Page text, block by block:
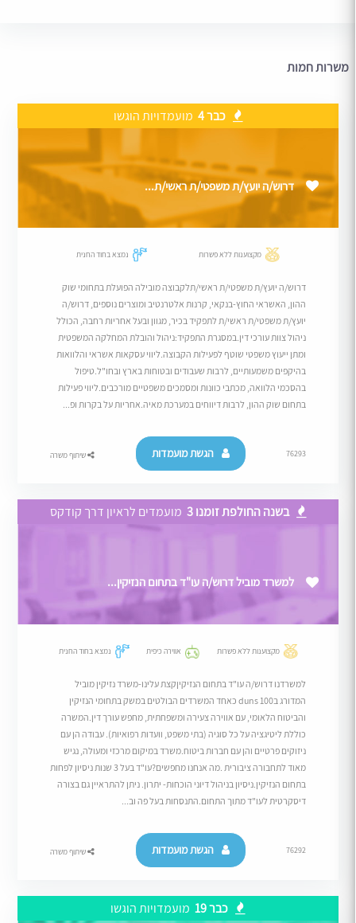
משרות חמות
כבר 4 מועמדויות הוגשו
דרוש/ה יועץ/ת משפטי/ת ראשי/ת...
מקצוענות ללא פשרות נמצא בחוד החנית
דרוש/ה יועץ/ת משפטי/ת ראשי/תלקבוצה מובילה הפועלת בתחומי שוק
ההון, האשראי החוץ-בנקאי, קרנות אלטרנטיב ומוצרים נוספים, דרוש/ה
יועץ/ת משפטי/ת ראשי/ת לתפקיד בכיר, מגוון ובעל אחריות רחבה, הכולל
ניהול צוות עורכי דין.במסגרת התפקיד:ניהול והובלת המחלקה המשפטית
ומתן ייעוץ משפטי שוטף לפעילות הקבוצה.ליווי עסקאות אשראי והלוואות
בהיקפים משמעותיים, לרבות שעבודים ובטוחות בארץ ובחו"ל.טיפול
בהסכמי הלוואה, מכתבי כוונות ומסמכים משפטיים מורכבים.ליווי פעילות
בתחום שוק ההון, לרבות דיווחים במערכת מאיה.אחריות על בקרות ופ...
76293 הגשת מועמדות שיתוף משרה
בשנה החולפת זומנו 3 מועמדים לראיון דרך קודקס
למשרד מוביל דרוש/ה עו"ד בתחום הנזיקין...
מקצוענות ללא פשרות אווירה כיפית נמצא בחוד החנית
למשרדנו דרוש/ה עו"ד בתחום הנזיקיןקצת עלינו-משרד נזיקין מוביל
המדורג בduns 100 כאחד המשרדים הבולטים במשק בתחומי הנזיקין
והביטוח הלאומי, עם אווירה צעירה ומשפחתית, מחפש עורך דין.המשרה
כוללת ליטיגציה על כל סוגיה (בתי משפט, וועדות רפואיות). עבודה הן עם
ניזוקים פרטיים והן עם חברות ביטוח.משרד במיקום מרכזי ומעולה, נגיש
מאוד לתחבורה ציבורית .מה אנחנו מחפשים?עו"ד בעל 3 שנות ניסיון לפחות
בתחום הנזיקין.ניסיון בניהול דיוני הוכחות- יתרון. ניתן להתראיין גם בצורה
דיסקרטית לעו"ד מתוך התחום.התנסחות בעל פה וב...
76292 הגשת מועמדות שיתוף משרה
כבר 19 מועמדויות הוגשו